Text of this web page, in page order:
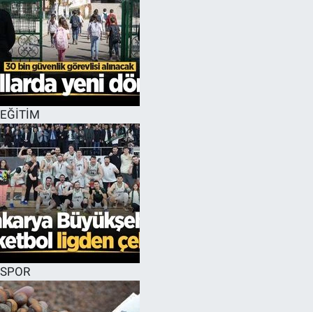
EĞİTİM
SPOR